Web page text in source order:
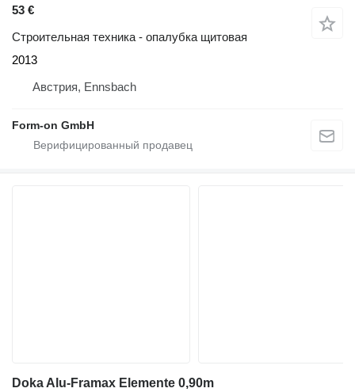
53 €
Строительная техника - опалубка щитовая
2013
Австрия, Ennsbach
Form-on GmbH
Doka Alu-Framax Elemente 0,90m